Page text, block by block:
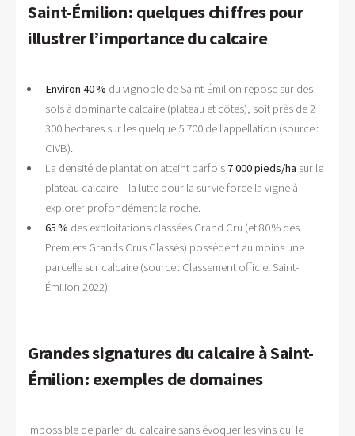
Saint-Émilion : quelques chiffres pour
illustrer l’importance du calcaire
Environ 40 % du vignoble de Saint-Émilion repose sur des
sols à dominante calcaire (plateau et côtes), soit près de 2
300 hectares sur les quelque 5 700 de l’appellation (source :
CIVB).
La densité de plantation atteint parfois 7 000 pieds/ha sur le
plateau calcaire – la lutte pour la survie force la vigne à
explorer profondément la roche.
65 % des exploitations classées Grand Cru (et 80 % des
Premiers Grands Crus Classés) possèdent au moins une
parcelle sur calcaire (source : Classement officiel Saint-
Émilion 2022).
Grandes signatures du calcaire à Saint-
Émilion : exemples de domaines
Impossible de parler du calcaire sans évoquer les vins qui le